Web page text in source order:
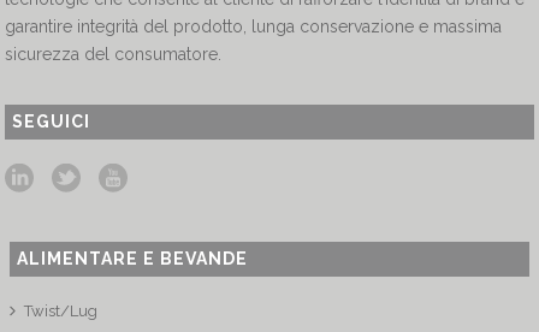
garantire integrità del prodotto, lunga conservazione e massima
sicurezza del consumatore.
SEGUICI
ALIMENTARE E BEVANDE
Twist/Lug